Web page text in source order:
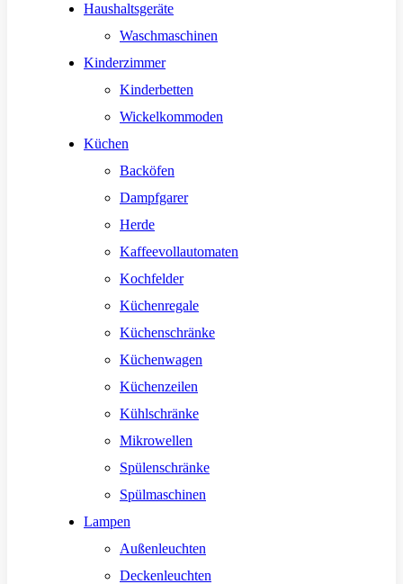
Haushaltsgeräte
Waschmaschinen
Kinderzimmer
Kinderbetten
Wickelkommoden
Küchen
Backöfen
Dampfgarer
Herde
Kaffeevollautomaten
Kochfelder
Küchenregale
Küchenschränke
Küchenwagen
Küchenzeilen
Kühlschränke
Mikrowellen
Spülenschränke
Spülmaschinen
Lampen
Außenleuchten
Deckenleuchten